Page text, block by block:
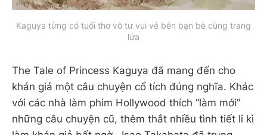
Kaguya từng có tuổi thơ vô tư vui vẻ bên bạn bè cùng trang
lứa
The Tale of Princess Kaguya đã mang đến cho
khán giả một câu chuyện cổ tích đúng nghĩa. Khác
với các nhà làm phim Hollywood thích “làm mới”
những câu chuyện cũ, thêm thắt nhiều tình tiết li kì